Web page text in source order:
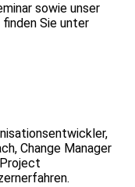
sowie unser
Sie unter
Change Manager